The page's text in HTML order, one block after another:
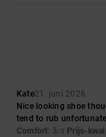
Kate21. juni 2026
Nice looking shoe
tend to rub
Comfort: 3/5 Prijs-